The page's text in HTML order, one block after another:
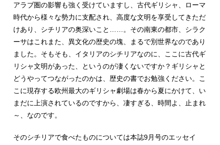
アラブ圏の影響も強く受けていますし、古代ギリシャ、ローマ
時代から様々な勢力に支配され、高度な文明を享受してきただ
けあり、シチリアの奥深いこと……。その南東の都市、シラク
ーサはこれまた、異文化の歴史の塊、まるで別世界なのであり
ました。そもそも、イタリアのシチリアなのに、ここに古代ギ
リシャ文明があった、というのが凄くないですか？ギリシャと
どうやってつながったのかは、歴史の書でお勉強ください。こ
こに現存する欧州最大のギリシャ劇場は春から夏にかけて、い
まだに上演されているのですから、凄すぎる、時間よ、止まれ
～、なのです。
そのシチリアで食べたものについては本誌9月号のエッセイ